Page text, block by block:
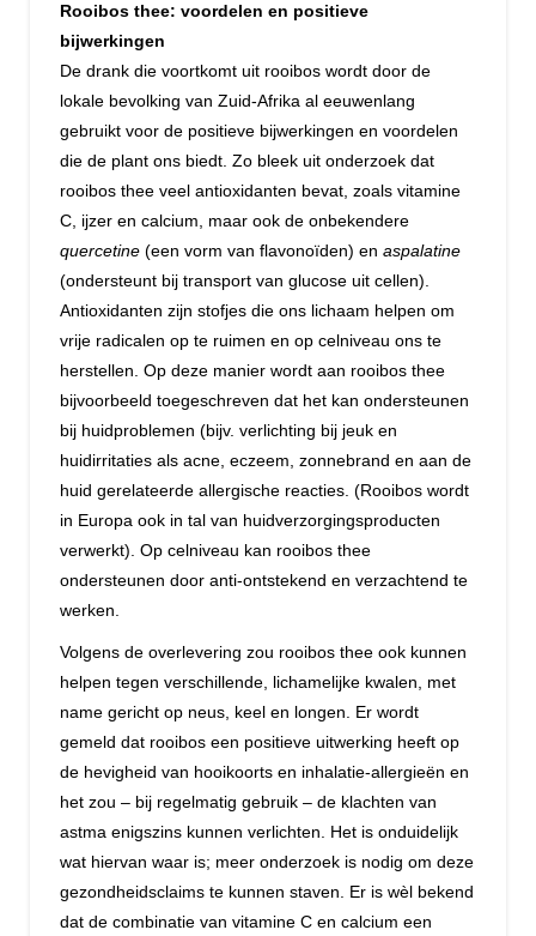
Rooibos thee: voordelen en positieve
bijwerkingen
De drank die voortkomt uit rooibos wordt door de
lokale bevolking van Zuid-Afrika al eeuwenlang
gebruikt voor de positieve bijwerkingen en voordelen
die de plant ons biedt. Zo bleek uit onderzoek dat
rooibos thee veel antioxidanten bevat, zoals vitamine
C, ijzer en calcium, maar ook de onbekendere
quercetine (een vorm van flavonoïden) en aspalatine
(ondersteunt bij transport van glucose uit cellen).
Antioxidanten zijn stofjes die ons lichaam helpen om
vrije radicalen op te ruimen en op celniveau ons te
herstellen. Op deze manier wordt aan rooibos thee
bijvoorbeeld toegeschreven dat het kan ondersteunen
bij huidproblemen (bijv. verlichting bij jeuk en
huidirritaties als acne, eczeem, zonnebrand en aan de
huid gerelateerde allergische reacties. (Rooibos wordt
in Europa ook in tal van huidverzorgingsproducten
verwerkt). Op celniveau kan rooibos thee
ondersteunen door anti-ontstekend en verzachtend te
werken.
Volgens de overlevering zou rooibos thee ook kunnen
helpen tegen verschillende, lichamelijke kwalen, met
name gericht op neus, keel en longen. Er wordt
gemeld dat rooibos een positieve uitwerking heeft op
de hevigheid van hooikoorts en inhalatie-allergieën en
het zou – bij regelmatig gebruik – de klachten van
astma enigszins kunnen verlichten. Het is onduidelijk
wat hiervan waar is; meer onderzoek is nodig om deze
gezondheidsclaims te kunnen staven. Er is wèl bekend
dat de combinatie van vitamine C en calcium een